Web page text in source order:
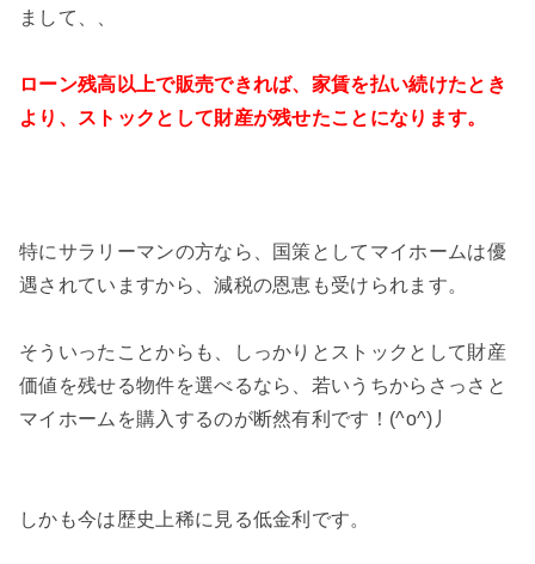
まして、、
ローン残高以上で販売できれば、家賃を払い続けたとき
より、ストックとして財産が残せたことになります。
特にサラリーマンの方なら、国策としてマイホームは優
遇されていますから、減税の恩恵も受けられます。
そういったことからも、しっかりとストックとして財産
価値を残せる物件を選べるなら、若いうちからさっさと
マイホームを購入するのが断然有利です！(^o^)丿
しかも今は歴史上稀に見る低金利です。